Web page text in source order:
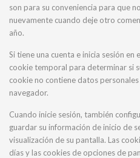
son para su conveniencia para que
nuevamente cuando deje otro
año.
Si tiene una cuenta e inicia sesión
cookie temporal para determinar si
cookie no contiene datos
navegador.
Cuando inicie sesión, también
guardar su información de inicio de
visualización de su pantalla. Las
días y las cookies de opciones de